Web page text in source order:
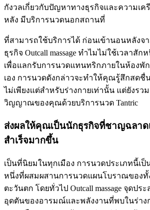
กังวลเกี่ยวกับปัญหาทางธุรกิจและความเค
หลัง มีบริการนวดนอกสถานที่
ที่สามารถใช้บริการได้ ก่อนเข้านอนหลังจ
ธุรกิจ Outcall massage ทำไมไม่ใช้เวลาสั
เพื่อแลกรับการนวดแทนทริกภายในห้องพั
เอง การนวดดังกล่าวจะทำให้คุณรู้สึกสดชื่
ไม่เพียงแต่สำหรับร่างกายเท่านั้น แต่ยังรว
วิญญาณของคุณด้วยบริการนวด Tantric
ส่งผลให้คุณเป็นนักธุรกิจที่ชาญฉลา
สำเร็จมากขึ้น
เป็นที่นิยมในทุกเมือง การนวดประเภทนี้เป็
หนึ่งที่ผสมผสานการนวดแผนโบราณของทั้
ตะวันตก โดยทั่วไป Outcall massage จุดปร
อุดตันของอารมณ์และพลังงานที่พบในร่าง